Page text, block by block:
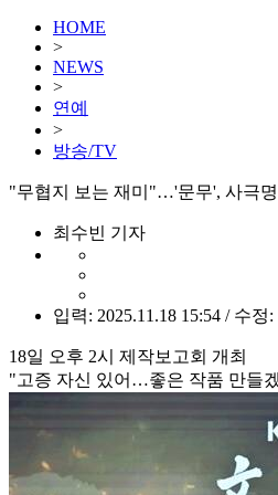
HOME
>
NEWS
>
연예
>
방송/TV
"무협지 보는 재미"…'문무', 사극
최수빈 기자
입력: 2025.11.18 15:54 / 수정:
18일 오후 2시 제작보고회 개최
"고증 자신 있어…좋은 작품 만들